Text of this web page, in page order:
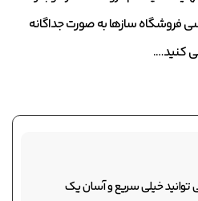
فروشگاه‌ سازها به صورت جداگانه
کنید….
خیلی سریع و آسان یک